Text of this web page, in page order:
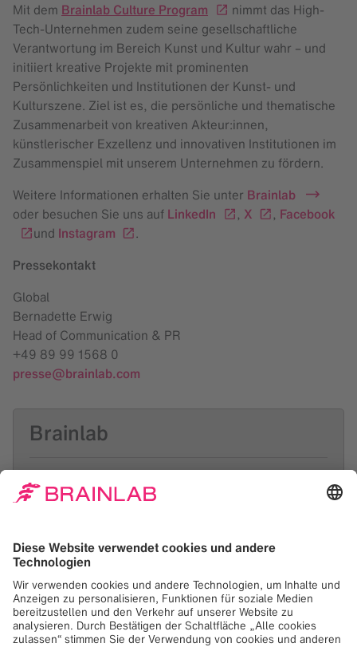
Mit dem Brainlab Culture Program
nimmt das High-
Tech-Unternehmen zudem seine gesellschaftliche
Verantwortung im Bereich Kunst und Kultur wahr – und
initiiert kreative Projekte mit prominenten
Persönlichkeiten und Institutionen der Kunst- und
Kulturszene. Ziel ist es, die persönliche und thematische
Zusammenarbeit von kreativen Akteur:innen,
künstlerischer Exzellenz und innovativen Institutionen im
Zusammenspiel mit unserem Unternehmen zu fördern.
Weitere Informationen erhalten Sie unter Brainlab
oder besuchen Sie uns auf LinkedIn , X , Facebook
und Instagram
.
Pressekontakt
Global
Bernadette Erwig
Head of Communication & PR
+49 89 99 1568 0
presse@brainlab.com
Brainlab
Brainlab digitalisiert medizinische Abläufe von der
Diagnose bis zur Therapie, um Ärzt:innen und
bildet die Grundlage für moderne Medizin in 4000
Jahren in München gegründete Unternehmen
beschäftigt ca. 2100 Mitarbeiter:innen an 23
Standorten.